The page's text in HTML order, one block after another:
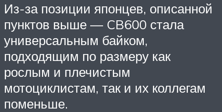
Из-за позиции японцев, описанной
пунктов выше — CB600 стала
универсальным байком,
подходящим по размеру как
рослым и плечистым
мотоциклистам, так и их коллегам
поменьше.